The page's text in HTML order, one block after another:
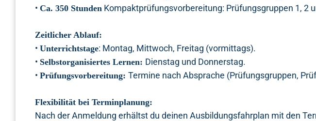
• Ca. 350 Stunden Kompaktprüfungsvorbereitung: Prüfungsgruppen 1, 2
Zeitlicher Ablauf:
• Unterrichtstage: Montag, Mittwoch, Freitag (vormittags).
• Selbstorganisiertes Lernen: Dienstag und Donnerstag.
• Prüfungsvorbereitung: Termine nach Absprache (Prüfungsgruppen,
Flexibilität bei Terminplanung:
Nach der Anmeldung erhältst du deinen Ausbildungsfahrplan mit den